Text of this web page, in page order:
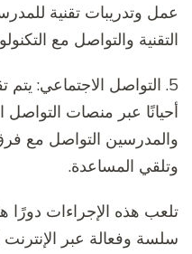
عمل وتدريبات تقنية
التقنية والتواصل مع
5. التواصل الاجتماعي: يتم
أحيانًا عبر منصات
والمدرسين التواصل مع
وتلقي المساعدة.
تلعب هذه الإجراءات دورًا
سلسة وفعالة عبر